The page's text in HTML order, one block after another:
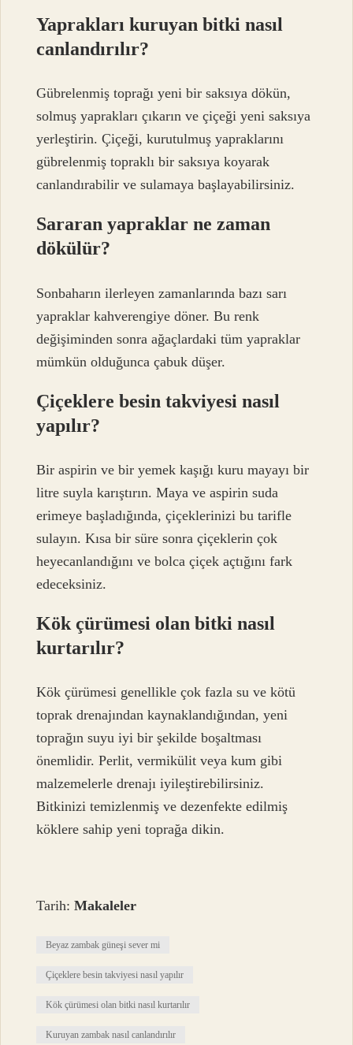
Yaprakları kuruyan bitki nasıl
canlandırılır?
Gübrelenmiş toprağı yeni bir saksıya dökün,
solmuş yaprakları çıkarın ve çiçeği yeni saksıya
yerleştirin. Çiçeği, kurutulmuş yapraklarını
gübrelenmiş topraklı bir saksıya koyarak
canlandırabilir ve sulamaya başlayabilirsiniz.
Sararan yapraklar ne zaman
dökülür?
Sonbaharın ilerleyen zamanlarında bazı sarı
yapraklar kahverengiye döner. Bu renk
değişiminden sonra ağaçlardaki tüm yapraklar
mümkün olduğunca çabuk düşer.
Çiçeklere besin takviyesi nasıl
yapılır?
Bir aspirin ve bir yemek kaşığı kuru mayayı bir
litre suyla karıştırın. Maya ve aspirin suda
erimeye başladığında, çiçeklerinizi bu tarifle
sulayın. Kısa bir süre sonra çiçeklerin çok
heyecanlandığını ve bolca çiçek açtığını fark
edeceksiniz.
Kök çürümesi olan bitki nasıl
kurtarılır?
Kök çürümesi genellikle çok fazla su ve kötü
toprak drenajından kaynaklandığından, yeni
toprağın suyu iyi bir şekilde boşaltması
önemlidir. Perlit, vermikülit veya kum gibi
malzemelerle drenajı iyileştirebilirsiniz.
Bitkinizi temizlenmiş ve dezenfekte edilmiş
köklere sahip yeni toprağa dikin.
Tarih:Makaleler
Beyaz zambak güneşi sever mi
Çiçeklere besin takviyesi nasıl yapılır
Kök çürümesi olan bitki nasıl kurtarılır
Kuruyan zambak nasıl canlandırılır